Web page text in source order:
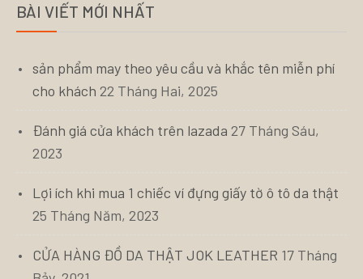
BÀI VIẾT MỚI NHẤT
sản phẩm may theo yêu cầu và khắc tên miễn phí
cho khách 22 Tháng Hai, 2025
Đánh giá cửa khách trên lazada 27 Tháng Sáu,
2023
Lợi ích khi mua 1 chiếc ví đựng giấy tờ ô tô da thật
25 Tháng Năm, 2023
CỬA HÀNG ĐỒ DA THẬT JOK LEATHER 17 Tháng